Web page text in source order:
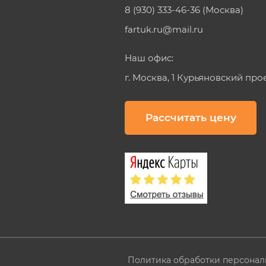
8 (930) 333-46-36 (Москва)
fartuk.ru@mail.ru
Наш офис:
г. Москва, 1 Курьяновский
Рассчитать цену
Политика обработки